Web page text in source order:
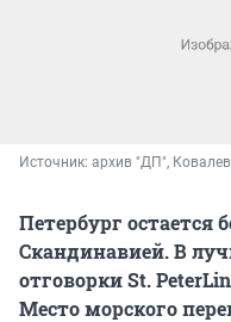
Источник: архив "ДП",
Петербург остается
Скандинавией. В
отговорки St.
Место морского